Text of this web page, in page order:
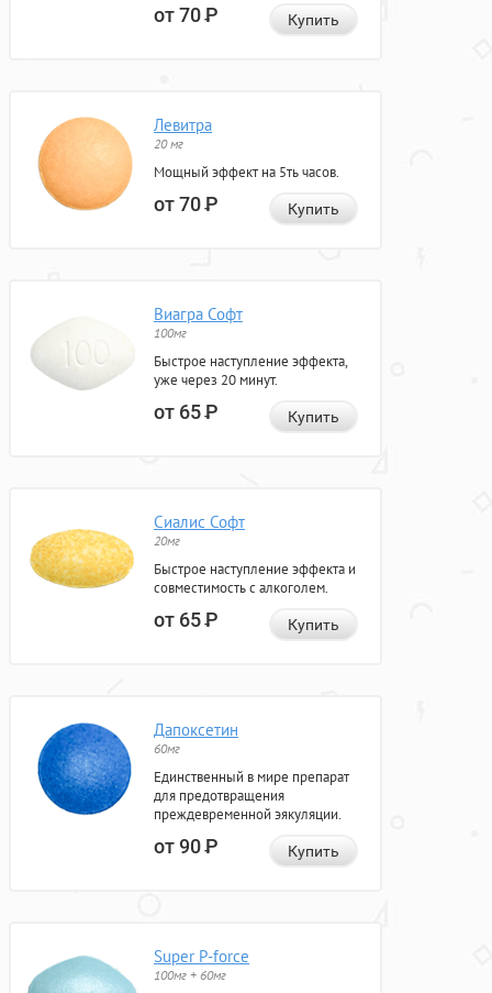
от 70Р Купить
Левитра
20 мг
Мощный эффект на 5ть часов.
от 70Р Купить
Виагра Софт
100мг
Быстрое наступление эффекта,
уже через 20 минут.
от 65Р Купить
Сиалис Софт
20мг
Быстрое наступление эффекта и
совместимость с алкоголем.
от 65Р Купить
Дапоксетин
60мг
Единственный в мире препарат
для предотвращения
преждевременной эякуляции.
от 90Р Купить
Super P-force
100мг + 60мг